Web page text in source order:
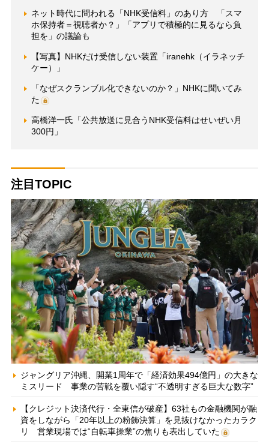
ネット時代に問われる「NHK受信料」のあり方 「スマ
ホ保持者＝視聴者か？」「アプリで積極的に見るなら負
担を」の議論も
【写真】NHKだけ受信しない装置「iranehk（イラネッチ
ケー）」
「なぜスクランブル化できないのか？」NHKに聞いてみ
た
高橋洋一氏「公共放送に見合うNHK受信料はせいぜい月
300円」
注目TOPIC
ジャングリア沖縄、開業1周年で「経済効果494億円」の大きな
ミスリード 事業の苦戦を覆い隠す“不透明すぎる巨大な数字”
【クレジット決済代行・全東信が破産】63社もの金融機関が融
資をしながら「20年以上の粉飾決算」を見抜けなかったカラク
リ 営業現場では“自転車操業”の焦りも表出していた